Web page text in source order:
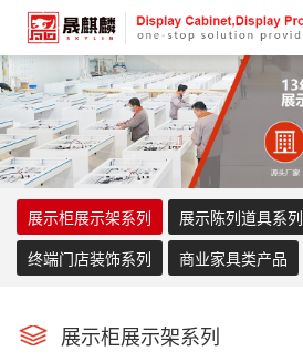
展示柜展示架系列 展示陈列道具系列
终端门店装饰系列
商业家具类产品
展示柜展示架系列